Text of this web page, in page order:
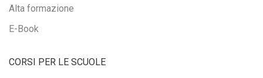
Alta formazione
E-Book
CORSI PER LE SCUOLE